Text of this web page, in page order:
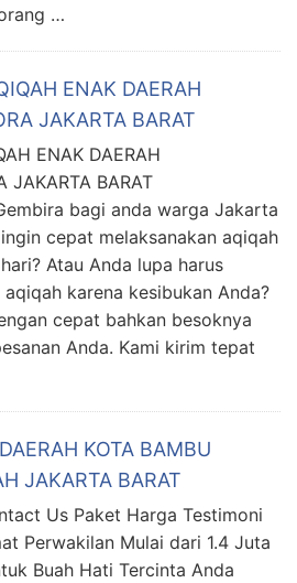
…
ENAK DAERAH
JAKARTA BARAT
ENAK DAERAH
JAKARTA BARAT
bagi anda warga Jakarta
cepat melaksanakan aqiqah
Atau Anda lupa harus
karena kesibukan Anda?
cepat bahkan besoknya
Anda. Kami kirim tepat
KOTA BAMBU
JAKARTA BARAT
Us Paket Harga Testimoni
Perwakilan Mulai dari 1.4 Juta
Buah Hati Tercinta Anda